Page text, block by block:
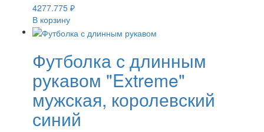
4277.775 ₽
В корзину
Футболка с длинным
рукавом "Extreme"
мужская, королевский
синий